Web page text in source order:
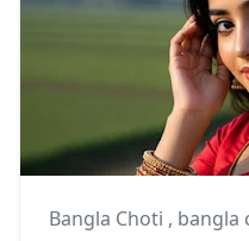
Bangla Choti , bangla